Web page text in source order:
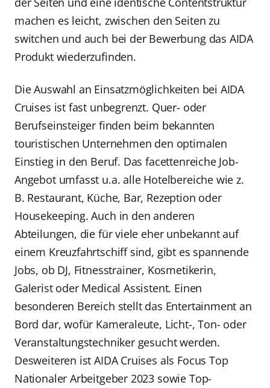
machen es leicht, zwischen den Seiten zu
switchen und auch bei der Bewerbung das AIDA
Produkt wiederzufinden.
Die Auswahl an Einsatzmöglichkeiten bei AIDA
Cruises ist fast unbegrenzt. Quer- oder
Berufseinsteiger finden beim bekannten
touristischen Unternehmen den optimalen
Einstieg in den Beruf. Das facettenreiche Job-
Angebot umfasst u.a. alle Hotelbereiche wie z.
B. Restaurant, Küche, Bar, Rezeption oder
Housekeeping. Auch in den anderen
Abteilungen, die für viele eher unbekannt auf
einem Kreuzfahrtschiff sind, gibt es spannende
Jobs, ob DJ, Fitnesstrainer, Kosmetikerin,
Galerist oder Medical Assistent. Einen
besonderen Bereich stellt das Entertainment an
Bord dar, wofür Kameraleute, Licht-, Ton- oder
Veranstaltungstechniker gesucht werden.
Desweiteren ist AIDA Cruises als Focus Top
Nationaler Arbeitgeber 2023 sowie Top-